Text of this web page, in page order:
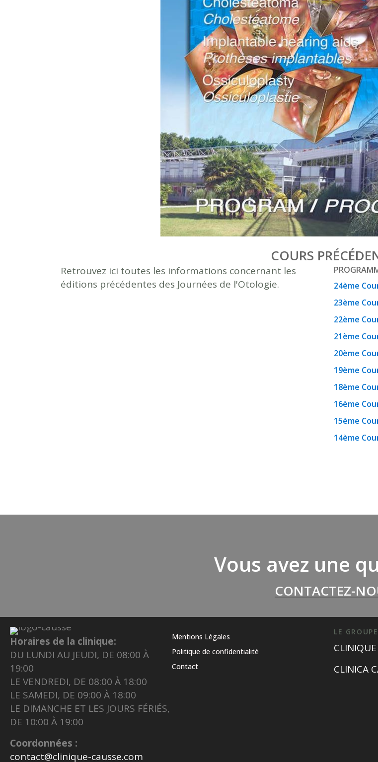
COURS
Retrouvez ici toutes les informations concernant les
éditions précédentes des Journées de l'Otologie.
24ème
23ème
22ème
21ème
20ème
19ème
18ème
16ème
15ème
14ème
Vous avez une
CONTACTEZ-
Horaires de la clinique:
DU LUNDI AU JEUDI, DE 08:00 À
19:00
LE VENDREDI, DE 08:00 À 18:00
LE SAMEDI, DE 09:00 À 18:00
LE DIMANCHE ET LES JOURS FÉRIÉS,
DE 10:00 À 19:00
Coordonnées :
contact@clinique-causse.com
Mentions Légales
Politique de confidentialité
Contact
LE
CLINICA